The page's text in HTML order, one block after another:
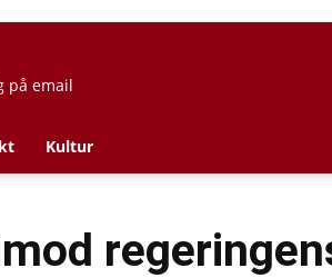
på email
Kultur